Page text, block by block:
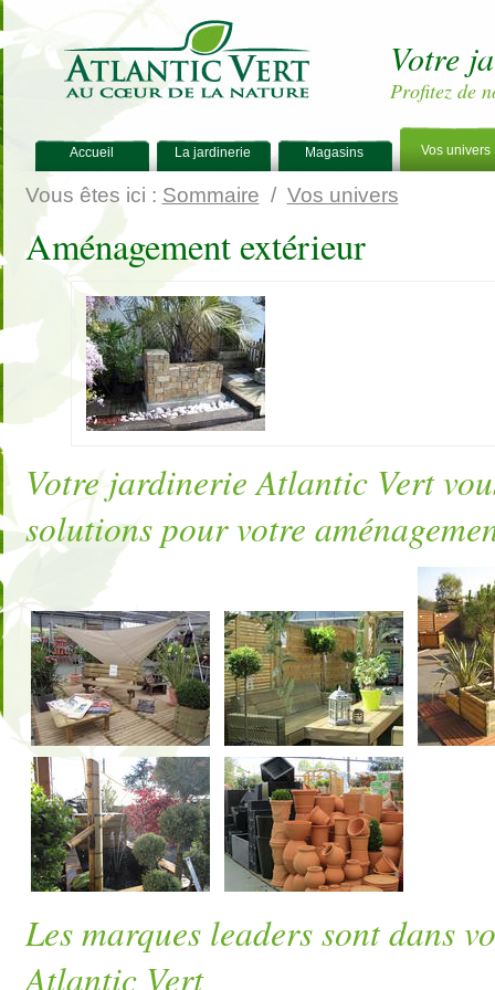
Votre
Profitez de
Accueil La jardinerie Magasins Vos univers
Vous êtes ici : Sommaire / Vos univers
Aménagement extérieur
Votre jardinerie Atlantic Vert
solutions pour votre
Les marques leaders sont dans
Atlantic Vert